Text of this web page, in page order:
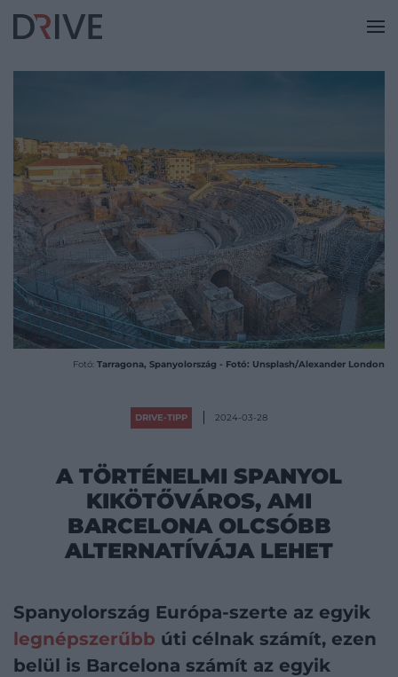
Fotó: Tarragona, Spanyolország - Fotó: Unsplash/Alexander London
DRIVE-TIPP 2024-03-28
A TÖRTÉNELMI SPANYOL
KIKÖTŐVÁROS, AMI
BARCELONA OLCSÓBB
ALTERNATÍVÁJA LEHET
Spanyolország Európa-szerte az egyik
legnépszerűbb úti célnak számít, ezen
belül is Barcelona számít az egyik